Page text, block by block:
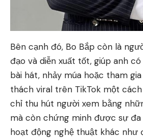
Bên cạnh đó, Bo Bắp còn là
đạo và diễn xuất tốt, giúp anh
bài hát, nhảy múa hoặc tham
thách viral trên TikTok một
chỉ thu hút người xem bằng
mà còn chứng minh được sự đa
hoạt động nghệ thuật khác như